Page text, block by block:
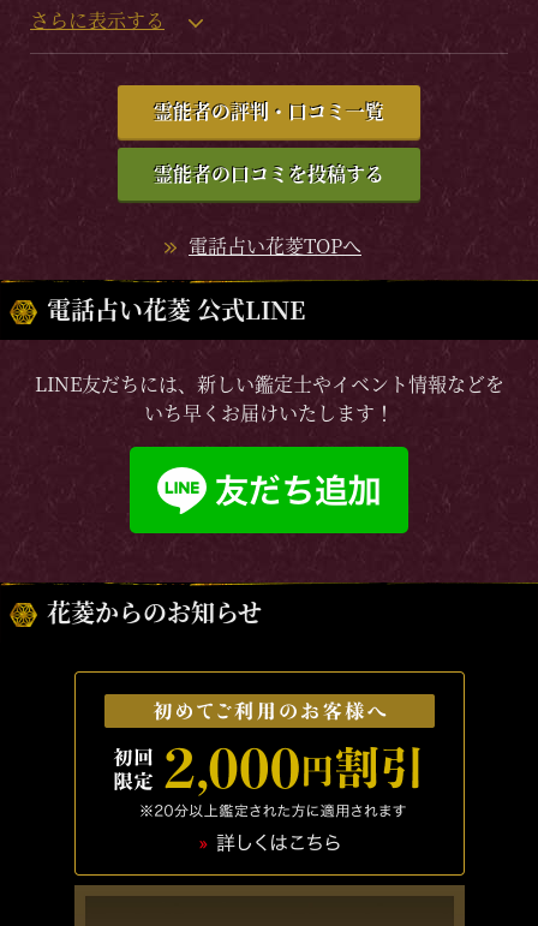
さらに表示する
霊能者の評判・口コミ一覧
霊能者の口コミを投稿する
電話占い花菱TOPへ
電話占い花菱 公式LINE
LINE友だちには、新しい鑑定士やイベント情報などを
いち早くお届けいたします！
花菱からのお知らせ